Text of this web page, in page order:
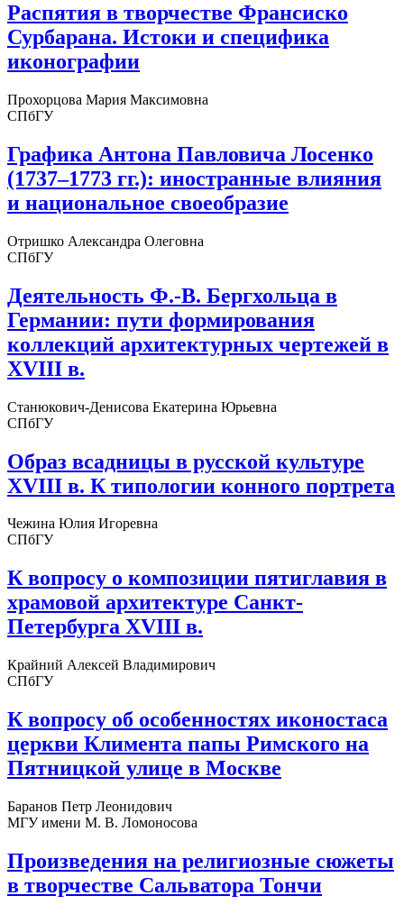
Распятия в творчестве Франсиско
Сурбарана. Истоки и специфика
иконографии
Прохорцова Мария Максимовна
СПбГУ
Графика Антона Павловича Лосенко
(1737–1773 гг.): иностранные влияния
и национальное своеобразие
Отришко Александра Олеговна
СПбГУ
Деятельность Ф.-В. Бергхольца в
Германии: пути формирования
коллекций архитектурных чертежей в
XVIII в.
Станюкович-Денисова Екатерина Юрьевна
СПбГУ
Образ всадницы в русской культуре
XVIII в. К типологии конного портрета
Чежина Юлия Игоревна
СПбГУ
К вопросу о композиции пятиглавия в
храмовой архитектуре Санкт-
Петербурга XVIII в.
Крайний Алексей Владимирович
СПбГУ
К вопросу об особенностях иконостаса
церкви Климента папы Римского на
Пятницкой улице в Москве
Баранов Петр Леонидович
МГУ имени М. В. Ломоносова
Произведения на религиозные сюжеты
в творчестве Сальватора Тончи